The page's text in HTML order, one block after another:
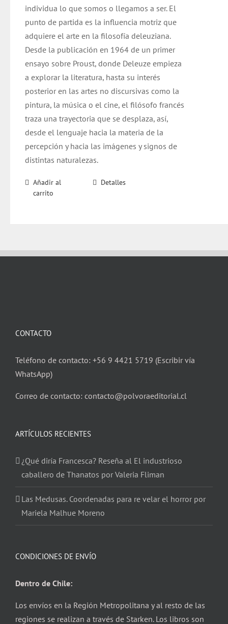
individua lo que somos o llegamos a ser. El
punto de partida es la influencia motriz que
adquiere el arte en la filosofía deleuziana.
Desde la publicación en 1964 de un primer
ensayo sobre Proust, donde Deleuze empieza
a explorar la literatura, hasta su interés
posterior en las artes no discursivas como la
pintura, la música o el cine, el filósofo francés
traza una trayectoria que se desplaza, así,
desde el lenguaje hacia la materia de la
percepción y hacia las imágenes y signos de
distintas naturalezas.
Añadir al
carrito
Detalles
CONTACTO
Teléfono de contacto: +56 9 4421 5719 (Escribir vía
WhatsApp)
Correo de contacto: contacto@polvoraeditorial.cl
ARTÍCULOS RECIENTES
¿Qué diría Francesca? Reseña al El industrioso
caballero de Thanatos por Valeria Fliman
Las Medusas. Coordenadas para re velar el horror por
Mariela Malhue Moreno
CONDICIONES DE ENVÍO
Dentro de Chile:
Los envíos en la Región Metropolitana y al resto de las
regiones se realizan a través de Starken. Los libros son